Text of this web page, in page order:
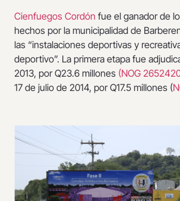
Cienfuegos Cordón fue el ganador de
hechos por la municipalidad de
las “instalaciones deportivas y
deportivo”. La primera etapa fue
2013, por Q23.6 millones (NOG
17 de julio de 2014, por Q17.5 millones (